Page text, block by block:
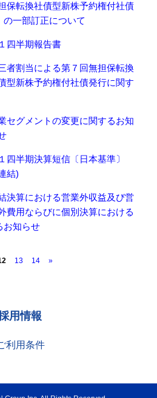
保転換社債型新株予約権付社債
一部訂正について
四半期報告書
者割当による第７回無担保転換
型新株予約権付社債発行に関す
セグメントの変更に関するお知
四半期決算短信〔日本基準〕
結)
決算における営業外収益及び営
費用ならびに個別決算における
お知らせ
13 14 »
用情報
利用条件